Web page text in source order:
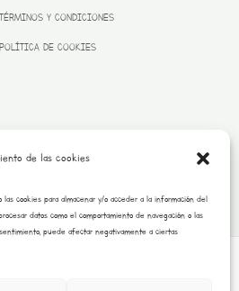
de las cookies
cookies para almacenar y/o acceder a la información del
datos como el comportamiento de navegación o las
puede afectar negativamente a ciertas
TÉRMINOS Y CONDICIONES
POLÍTICA DE COOKIES